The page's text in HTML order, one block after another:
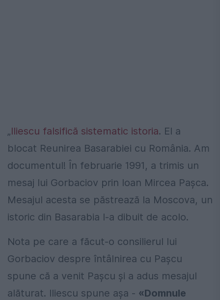
„Iliescu falsifică sistematic istoria. El a
blocat Reunirea Basarabiei cu România. Am
documentul! În februarie 1991, a trimis un
mesaj lui Gorbaciov prin Ioan Mircea Pașca.
Mesajul acesta se păstrează la Moscova, un
istoric din Basarabia l-a dibuit de acolo.
Nota pe care a făcut-o consilierul lui
Gorbaciov despre întâlnirea cu Pașcu
spune că a venit Pașcu și a adus mesajul
alăturat. Iliescu spune așa - «Domnule